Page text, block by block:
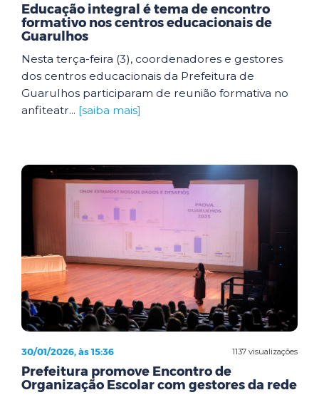
Educação integral é tema de encontro
formativo nos centros educacionais de
Guarulhos
Nesta terça-feira (3), coordenadores e gestores
dos centros educacionais da Prefeitura de
Guarulhos participaram de reunião formativa no
anfiteatr... [saiba mais]
1137 visualizações
30/01/2026, às 15:36
Prefeitura promove Encontro de
Organização Escolar com gestores da rede